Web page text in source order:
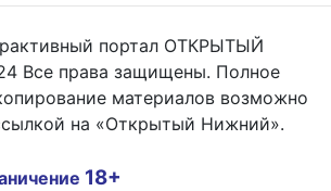
портал ОТКРЫТЫЙ
Все права защищены. Полное
материалов возможно
на «Открытый Нижний».
18+